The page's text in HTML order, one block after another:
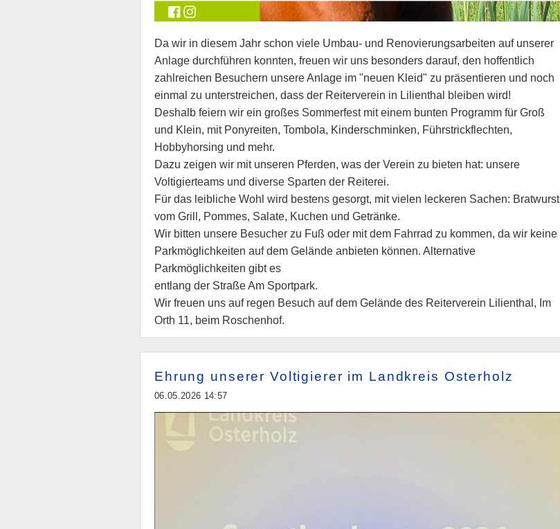
Da wir in diesem Jahr schon viele Umbau- und Renovierungsarbeiten auf unserer
Anlage durchführen konnten, freuen wir uns besonders darauf, den hoffentlich
zahlreichen Besuchern unsere Anlage im "neuen Kleid" zu präsentieren und noch
einmal zu unterstreichen, dass der Reiterverein in Lilienthal bleiben wird!
Deshalb feiern wir ein großes Sommerfest mit einem bunten Programm für Groß
und Klein, mit Ponyreiten, Tombola, Kinderschminken, Führstrickflechten,
Hobbyhorsing und mehr.
Dazu zeigen wir mit unseren Pferden, was der Verein zu bieten hat: unsere
Voltigierteams und diverse Sparten der Reiterei.
Für das leibliche Wohl wird bestens gesorgt, mit vielen leckeren Sachen: Bratwurst
vom Grill, Pommes, Salate, Kuchen und Getränke.
Wir bitten unsere Besucher zu Fuß oder mit dem Fahrrad zu kommen, da wir keine
Parkmöglichkeiten auf dem Gelände anbieten können. Alternative
Parkmöglichkeiten gibt es
entlang der Straße Am Sportpark.
Wir freuen uns auf regen Besuch auf dem Gelände des Reiterverein Lilienthal, Im
Orth 11, beim Roschenhof.
Ehrung unserer Voltigierer im Landkreis Osterholz
06.05.2026 14:57